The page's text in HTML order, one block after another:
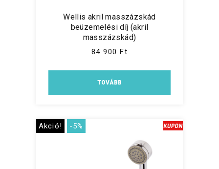
Wellis akril masszázskád
beüzemelési díj (akril
masszázskád)
84 900 Ft
TOVÁBB
Akció! -5%